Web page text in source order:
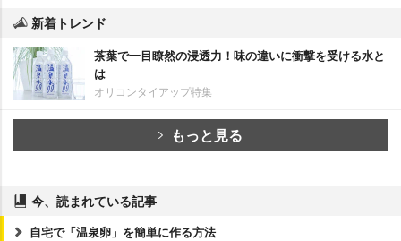
新着トレンド
茶葉で一目瞭然の浸透力！味の違いに衝撃を受ける水と
は
オリコンタイアップ特集
もっと見る
今、読まれている記事
自宅で「温泉卵」を簡単に作る方法